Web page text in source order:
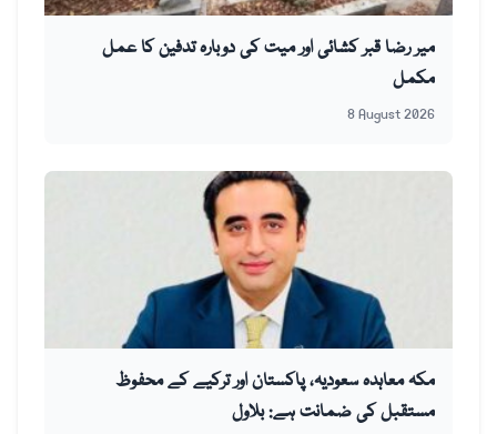
میر رضا قبر کشائی اور میت کی دوبارہ تدفین کا عمل
مکمل
8 August 2026
مکہ معاہدہ سعودیہ، پاکستان اور ترکیے کے محفوظ
مستقبل کی ضمانت ہے: بلاول